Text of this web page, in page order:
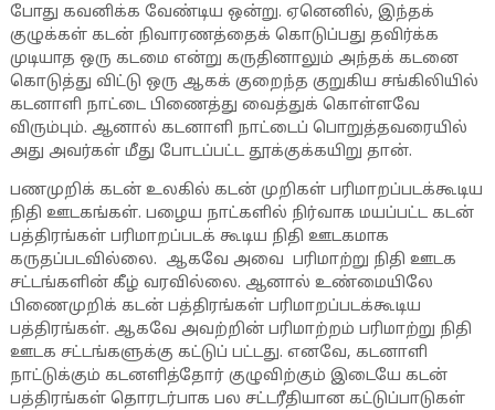
போது கவனிக்க வேண்டிய ஒன்று. ஏனெனில், இந்தக்
குழுக்கள் கடன் நிவாரணத்தைக் கொடுப்பது தவிர்க்க
முடியாத ஒரு கடமை என்று கருதினாலும் அந்தக் கடனை
கொடுத்து விட்டு ஒரு ஆகக் குறைந்த குறுகிய சங்கிலியில்
கடனாளி நாட்டை பிணைத்து வைத்துக் கொள்ளவே
விரும்பும். ஆனால் கடனாளி நாட்டைப் பொறுத்தவரையில்
அது அவர்கள் மீது போடப்பட்ட தூக்குக்கயிறு தான்.
பணமுறிக் கடன் உலகில் கடன் முறிகள் பரிமாறப்படக்கூடிய
நிதி ஊடகங்கள். பழைய நாட்களில் நிர்வாக மயப்பட்ட கடன்
பத்திரங்கள் பரிமாறப்படக் கூடிய நிதி ஊடகமாக
கருதப்படவில்லை. ஆகவே அவை பரிமாற்று நிதி ஊடக
சட்டங்களின் கீழ் வரவில்லை. ஆனால் உண்மையிலே
பிணைமுறிக் கடன் பத்திரங்கள் பரிமாறப்படக்கூடிய
பத்திரங்கள். ஆகவே அவற்றின் பரிமாற்றம் பரிமாற்று நிதி
ஊடக சட்டங்களுக்கு கட்டுப் பட்டது. எனவே, கடனாளி
நாட்டுக்கும் கடனளித்தோர் குழுவிற்கும் இடையே கடன்
பத்திரங்கள் தொரடர்பாக பல சட்டரீதியான கட்டுப்பாடுகள்